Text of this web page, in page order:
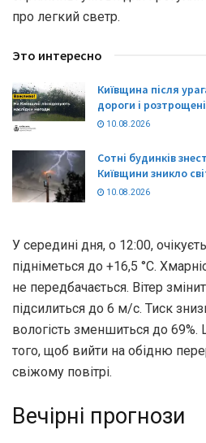
про легкий светр.
Это интересно
Київщина після
дороги і
10.08.2026
Сотні будинків
Київщини зникло
10.08.2026
У середині дня, о 12:00,
підніметься до +16,5 °С.
не передбачається. Вітер
підсилиться до 6 м/с. Тиск
вологість зменшиться до 69%.
того, щоб вийти на обідню
свіжому повітрі.
Вечірні прогнози